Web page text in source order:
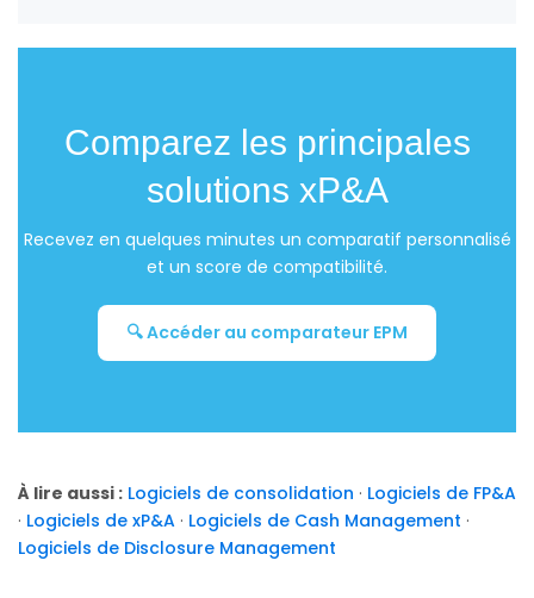
Comparez les principales
solutions xP&A
Recevez en quelques minutes un comparatif personnalisé
et un score de compatibilité.
🔍 Accéder au comparateur EPM
À lire aussi : Logiciels de consolidation · Logiciels de FP&A
· Logiciels de xP&A · Logiciels de Cash Management ·
Logiciels de Disclosure Management